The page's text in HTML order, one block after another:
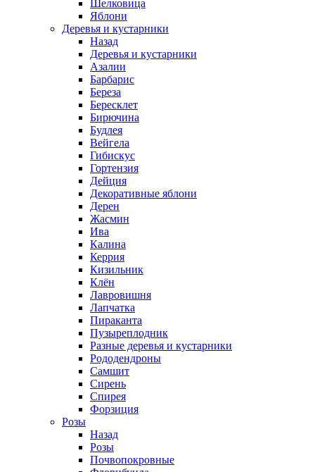
Шелковица
Яблони
Деревья и кустарники
Назад
Деревья и кустарники
Азалии
Барбарис
Береза
Бересклет
Бирючина
Будлея
Вейгела
Гибискус
Гортензия
Дейция
Декоративные яблони
Дерен
Жасмин
Ива
Калина
Керрия
Кизильник
Клён
Лавровишня
Лапчатка
Пираканта
Пузыреплодник
Разные деревья и кустарники
Рододендроны
Самшит
Сирень
Спирея
Форзиция
Розы
Назад
Розы
Почвопокровные